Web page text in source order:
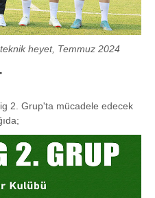
heyet, Temmuz 2024
2. Grup'ta mücadele edecek